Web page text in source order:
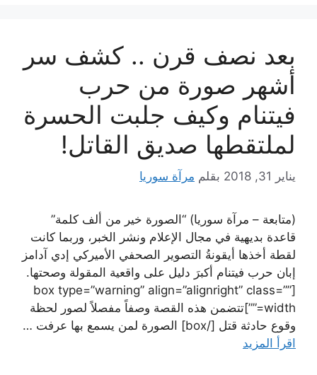
بعد نصف قرن .. كشف سر
أشهر صورة من حرب
فيتنام وكيف جلبت الحسرة
لملتقطها صديق القاتل!
يناير 31, 2018 بقلم مرآة سوريا
(متابعة – مرآة سوريا) “الصورة خير من ألف كلمة”
قاعدة بديهية في مجال الإعلام ونشر الخبر، وربما كانت
لقطة أخذها أيقونةُ التصوير الصحفي الأميركي إدي آدامز
إبان حرب فيتنام أكبرَ دليل على واقعية المقولة وصحتها.
[box type=”warning” align=”alignright” class=””
width=””]تتضمن هذه القصة وصفاً مفصلاً لصور لحظة
وقوع حادثة قتل [/box] الصورة لمن يسمع بها عرفت …
اقرأ المزيد